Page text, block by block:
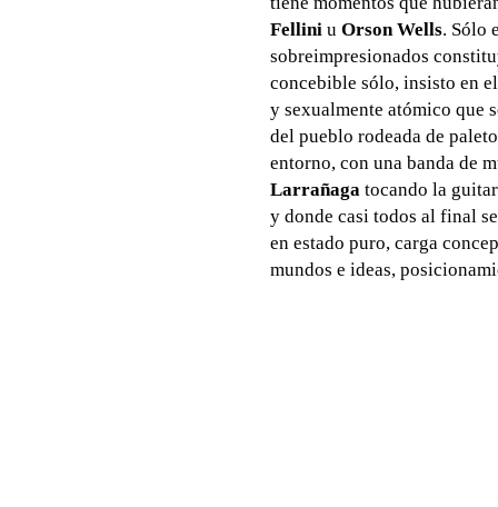
Fellini u Orson Wells. Sólo
sobreimpresionados
concebible sólo, insisto en
y sexualmente atómico que
del pueblo rodeada de
entorno, con una banda de
Larrañaga tocando la
y donde casi todos al final
en estado puro, carga
mundos e ideas,